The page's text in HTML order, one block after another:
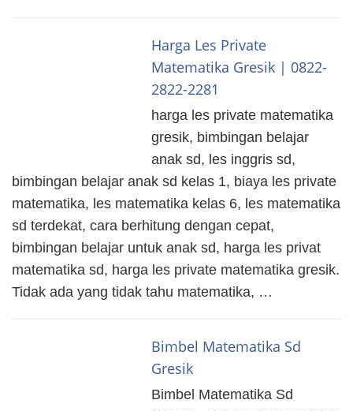
Harga Les Private
Matematika Gresik | 0822-
2822-2281
harga les private matematika
gresik, bimbingan belajar
anak sd, les inggris sd,
bimbingan belajar anak sd kelas 1, biaya les private
matematika, les matematika kelas 6, les matematika
sd terdekat, cara berhitung dengan cepat,
bimbingan belajar untuk anak sd, harga les privat
matematika sd, harga les private matematika gresik.
Tidak ada yang tidak tahu matematika, …
Bimbel Matematika Sd
Gresik
Bimbel Matematika Sd